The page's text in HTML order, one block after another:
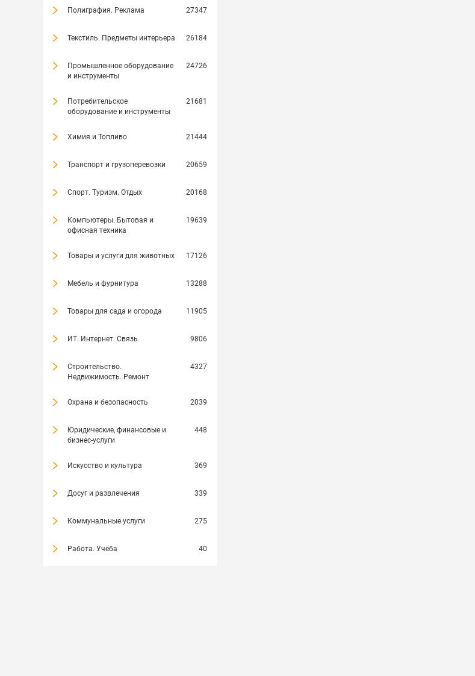
Полиграфия. Реклама 27347
Текстиль. Предметы интерьера 26184
Промышленное оборудование
и инструменты
24726
Потребительское
оборудование и инструменты
21681
Химия и Топливо 21444
Транспорт и грузоперевозки 20659
Спорт. Туризм. Отдых 20168
Компьютеры. Бытовая и
офисная техника
19639
Товары и услуги для животных 17126
Мебель и фурнитура 13288
Товары для сада и огорода 11905
ИТ. Интернет. Связь 9806
Строительство.
Недвижимость. Ремонт
4327
Охрана и безопасность 2039
Юридические, финансовые и
бизнес-услуги
448
Искусство и культура 369
Досуг и развлечения 339
Коммунальные услуги 275
Работа. Учёба 40